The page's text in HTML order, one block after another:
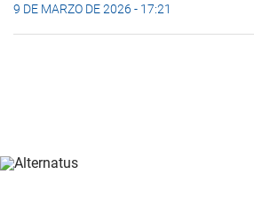
9 DE MARZO DE 2026 - 17:21